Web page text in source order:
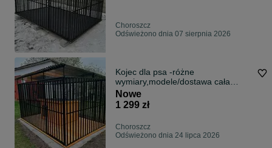
Choroszcz
Odświeżono dnia 07 sierpnia 2026
Kojec dla psa -różne
wymiary,modele/dostawa cała
Polska
Nowe
1 299 zł
Choroszcz
Odświeżono dnia 24 lipca 2026